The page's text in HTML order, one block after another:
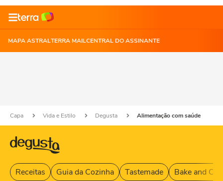
MAPA ASTRALTERRA MAILCENTRAL DO ASSINANTE
Capa Vida e Estilo Degusta Alimentação com saúde
Receitas Guia da Cozinha Tastemade Bake and